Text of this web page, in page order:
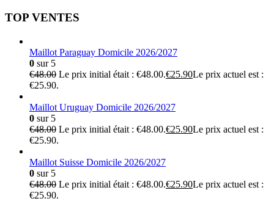
TOP VENTES
Maillot Paraguay Domicile 2026/2027
0 sur 5
€48.00 Le prix initial était : €48.00.€25.90Le prix actuel est :
€25.90.
Maillot Uruguay Domicile 2026/2027
0 sur 5
€48.00 Le prix initial était : €48.00.€25.90Le prix actuel est :
€25.90.
Maillot Suisse Domicile 2026/2027
0 sur 5
€48.00 Le prix initial était : €48.00.€25.90Le prix actuel est :
€25.90.